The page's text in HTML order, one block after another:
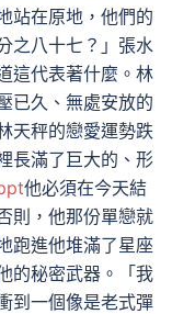
站在原地，他們的
之八十七？」張水
這代表著什麼。林
已久、無處安放的
天秤的戀愛運勢跌
長滿了巨大的、形
他必須在今天結
則，他那份單戀就
跑進他堆滿了星座
的秘密武器。「我
到一個像是老式彈